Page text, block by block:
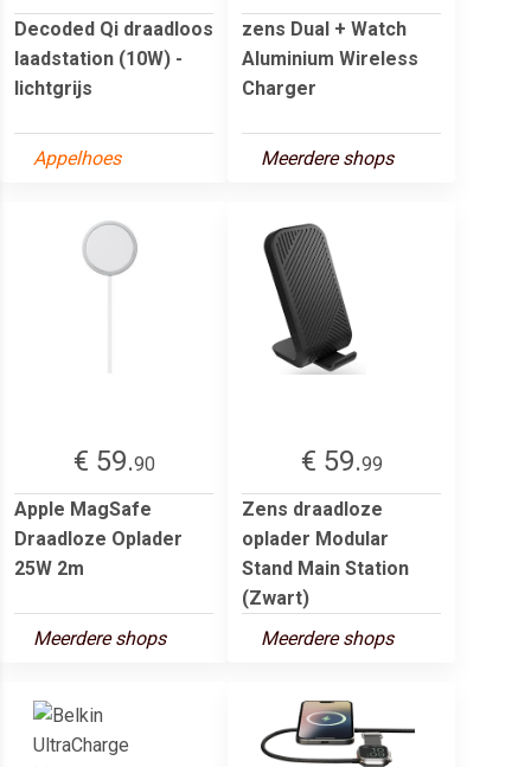
Decoded Qi draadloos
laadstation (10W) -
lichtgrijs
Appelhoes
zens Dual + Watch
Aluminium Wireless
Charger
Meerdere shops
€ 59.90
Apple MagSafe
Draadloze Oplader
25W 2m
Meerdere shops
€ 59.99
Zens draadloze
oplader Modular
Stand Main Station
(Zwart)
Meerdere shops